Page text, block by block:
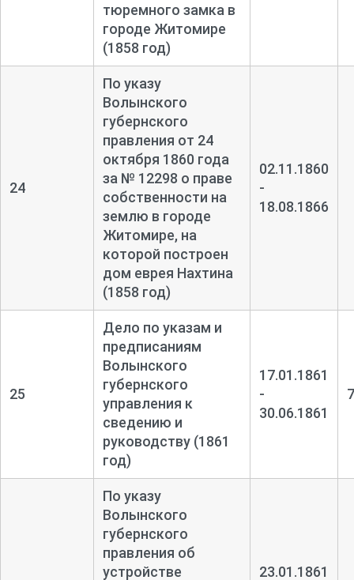
тюремного замка в
городе Житомире
(1858 год)
24
По указу
Волынского
губернского
правления от 24
октября 1860 года
за № 12298 о праве
собственности на
землю в городе
Житомире, на
которой построен
дом еврея Нахтина
(1858 год)
02.11.1860
-
18.08.1866
25
Дело по указам и
предписаниям
Волынского
губернского
управления к
сведению и
руководству (1861
год)
17.01.1861
-
30.06.1861
По указу
Волынского
губернского
правления об
устройстве
23.01.1861